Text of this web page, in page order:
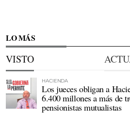
LO MÁS
VISTO
HACIENDA
Los jueces obligan a
6.400 millones a más de
pensionistas mutualistas